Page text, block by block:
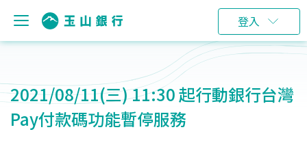
登入
2021/08/11(三) 11:30 起行動銀行台灣
Pay付款碼功能暫停服務